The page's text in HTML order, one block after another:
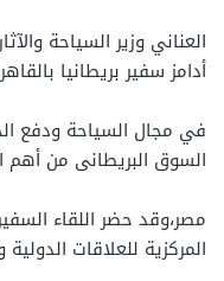
العناني وزير السياحة
أدامز سفير بريطانيا
في مجال السياحة ودفع
السوق البريطانى من أهم
مصر،وقد حضر اللقاء
المركزية للعلاقات الدولية